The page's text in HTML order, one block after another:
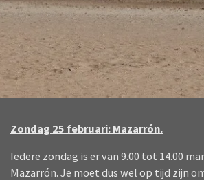
Zondag 25 februari: Mazarrón.
Iedere zondag is er van 9.00 tot 14.00
Mazarrón. Je moet dus wel op tijd zijn